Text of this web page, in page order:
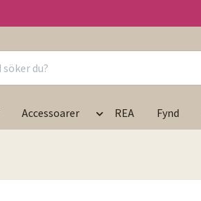
Accessoarer REA Fynd